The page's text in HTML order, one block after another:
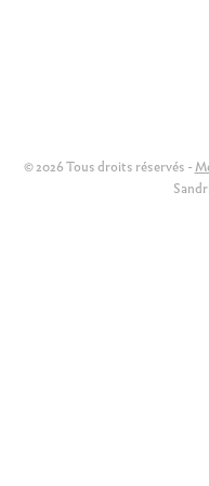
© 2026 Tous droits réservés -